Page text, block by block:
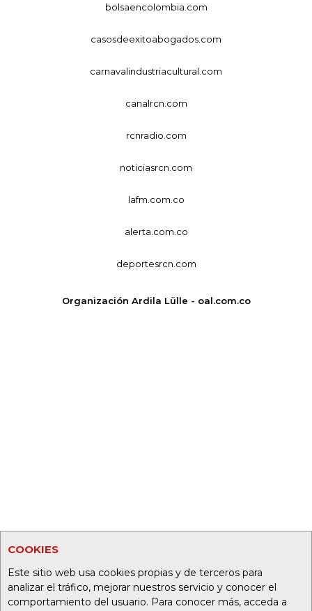
COOKIES
Este sitio web usa cookies propias y de terceros para
analizar el tráfico, mejorar nuestros servicio y conocer el
comportamiento del usuario. Para conocer más, acceda a
bolsaencolombia.com
casosdeexitoabogados.com
carnavalindustriacultural.com
canalrcn.com
rcnradio.com
noticiasrcn.com
lafm.com.co
alerta.com.co
deportesrcn.com
Organización Ardila Lülle - oal.com.co